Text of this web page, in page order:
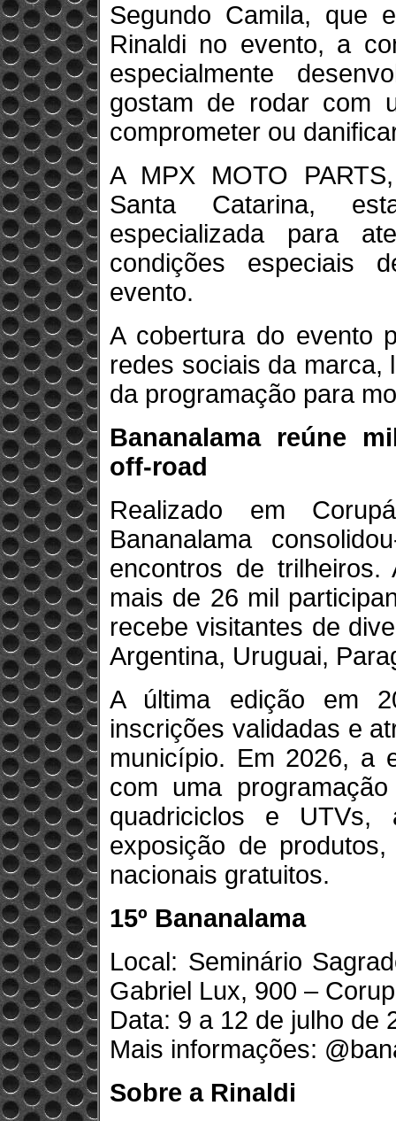
Segundo Camila, que
Rinaldi no evento, a
especialmente
gostam de rodar com
comprometer ou
A MPX MOTO
Santa Catarina,
especializada para
condições especiais
evento.
A cobertura do evento
redes sociais da marca,
da programação para
Bananalama reúne
off-road
Realizado em
Bananalama
encontros de
mais de 26 mil
recebe visitantes de
Argentina, Uruguai,
A última edição em
inscrições validadas e
município. Em 2026, a
com uma
quadriciclos e UTVs,
exposição de
nacionais gratuitos.
15º Bananalama
Local: Seminário
Gabriel Lux, 900 –
Data: 9 a 12 de julho de
Mais informações:
Sobre a Rinaldi